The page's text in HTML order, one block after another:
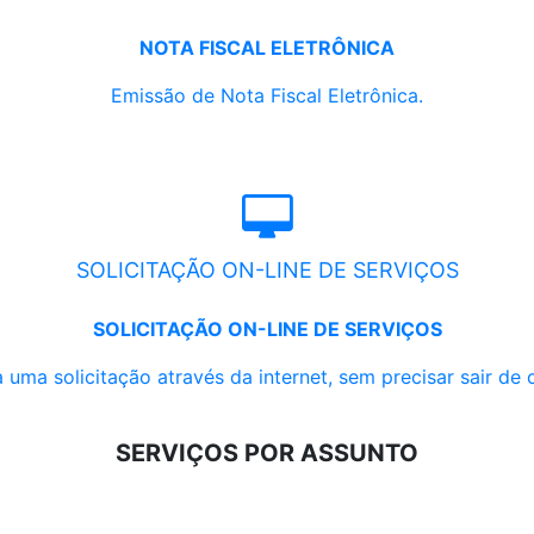
NOTA FISCAL ELETRÔNICA
Emissão de Nota Fiscal Eletrônica.
SOLICITAÇÃO ON-LINE DE SERVIÇOS
SOLICITAÇÃO ON-LINE DE SERVIÇOS
uma solicitação através da internet, sem precisar sair de
SERVIÇOS POR ASSUNTO